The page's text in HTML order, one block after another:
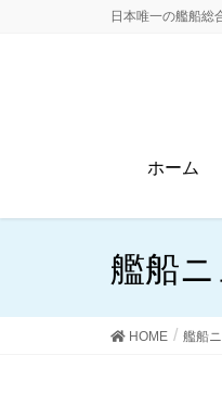
日本唯一の艦船総
ホーム
艦船
HOME 艦船